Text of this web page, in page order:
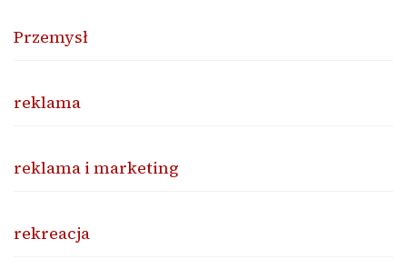
Przemysł
reklama
reklama i marketing
rekreacja